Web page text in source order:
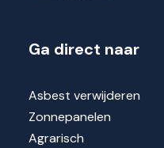
Ga direct naar
Asbest verwijderen
Zonnepanelen
Agrarisch